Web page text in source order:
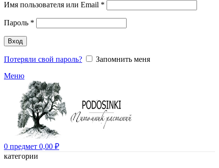
Имя пользователя или Email *
Пароль *
Вход
Потеряли свой пароль?
Запомнить меня
Меню
0 предмет 0,00 ₽
категории